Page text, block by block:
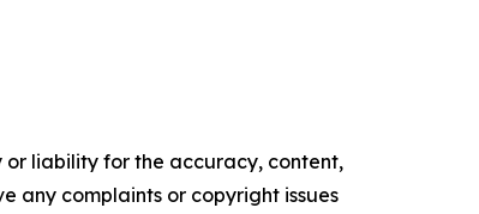
or liability for the accuracy, content,
any complaints or copyright issues